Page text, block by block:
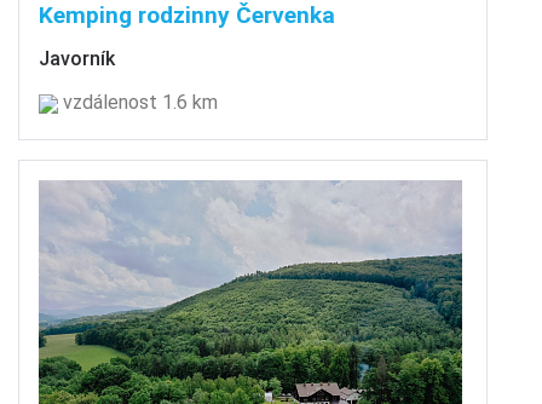
Kemping rodzinny Červenka
Javorník
vzdálenost 1.6 km